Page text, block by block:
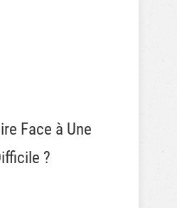
Face à Une
?